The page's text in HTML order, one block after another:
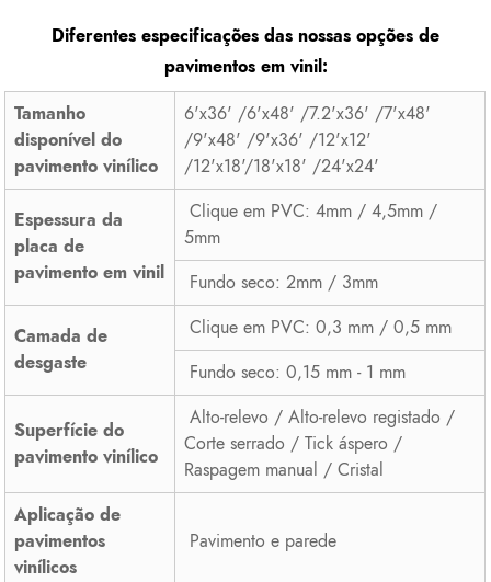
Diferentes especificações das nossas opções de
pavimentos em vinil:
Tamanho
disponível do
pavimento vinílico
6'x36' /6'x48' /7.2'x36' /7'x48'
/9'x48' /9'x36' /12'x12'
/12'x18'/18'x18' /24'x24'
Espessura da
placa de
pavimento em vinil
Clique em PVC: 4mm / 4,5mm /
5mm
Fundo seco: 2mm / 3mm
Camada de
desgaste
Clique em PVC: 0,3 mm / 0,5 mm
Fundo seco: 0,15 mm - 1 mm
Superfície do
pavimento vinílico
Alto-relevo / Alto-relevo registado /
Corte serrado / Tick áspero /
Raspagem manual / Cristal
Aplicação de
pavimentos
vinílicos
Pavimento e parede